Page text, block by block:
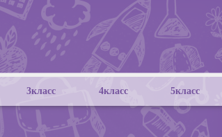
3класс 4класс 5класс